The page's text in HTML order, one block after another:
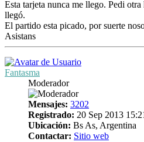
Esta tarjeta nunca me llego. Pedi
llegó.
El partido esta picado, por suerte
Asistans
Fantasma
Moderador
Mensajes: 3202
Registrado: 20 Sep 2013
Ubicación: Bs As, Argentina
Contactar: Sitio web